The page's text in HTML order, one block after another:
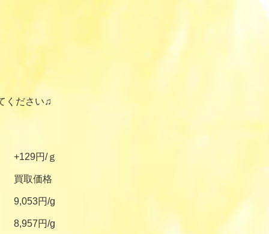
ください♫
+129円/ｇ
買取価格
9,053円/g
8,957円/g